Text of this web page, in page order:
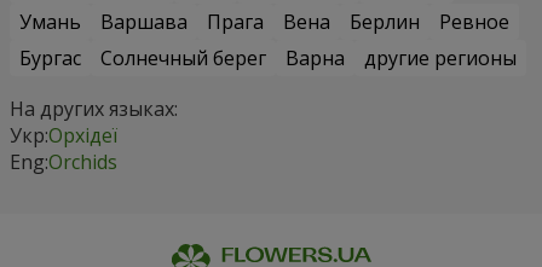
Умань
Варшава Прага Вена Берлин
Ревное
Бургас
Солнечный берег Варна
другие регионы
На других языках:
Укр:Орхідеї
Eng:Orchids